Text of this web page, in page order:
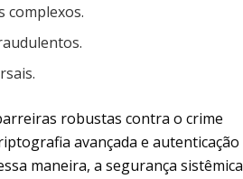
complexos.
robustas contra o crime
avançada e autenticação
maneira, a segurança sistêmica